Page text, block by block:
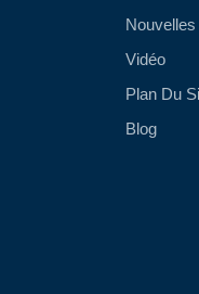
Nouvelles
Vidéo
Plan Du
Blog